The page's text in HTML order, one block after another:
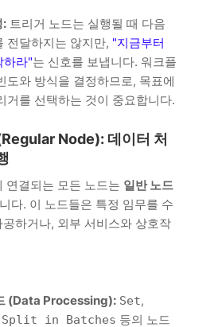
: 트리거 노드는 실행될 때 다음
전달하지는 않지만, "지금부터
하라"는 신호를 보냅니다. 워크플
도와 방식을 결정하므로, 목표에
거를 선택하는 것이 중요합니다.
Node): 데이터 처
연결되는 모든 노드는 일반 노드
다. 이 노드들은 특정 임무를 수
하거나, 외부 서비스와 상호작
(Data Processing): Set,
Split in Batches 등의 노드